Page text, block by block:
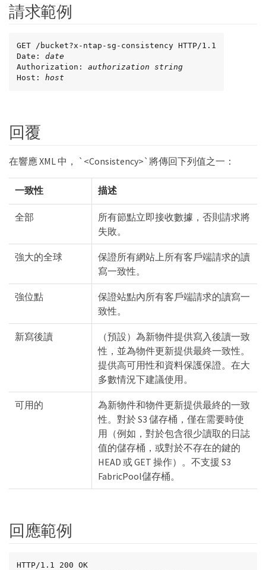
請求範例
GET /bucket?x-ntap-sg-consistency HTTP/1.1
Date: date
Authorization: authorization string
Host: host
回覆
在響應 XML 中， `<Consistency>`將傳回下列值之一：
一致性 描述
全部
所有節點立即接收數據，否則請求將
失敗。
強大的全球
保證所有網站上所有客戶端請求的讀
寫一致性。
強位點
保證站點內所有客戶端請求的讀寫一
致性。
新寫後讀
（預設）為新物件提供寫入後讀一致
性，並為物件更新提供最終一致性。
提供高可用性和資料保護保證。在大
多數情況下建議使用。
可用的
為新物件和物件更新提供最終的一致
性。對於 S3 儲存桶，僅在需要時使
用（例如，對於包含很少讀取的日誌
值的儲存桶，或對於不存在的鍵的
HEAD 或 GET 操作）。不支援 S3
FabricPool儲存桶。
回應範例
HTTP/1.1 200 OK